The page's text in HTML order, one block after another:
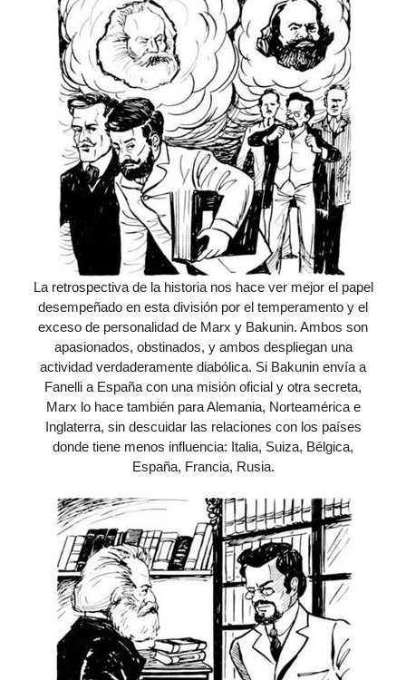
La retrospectiva de la historia nos hace ver mejor el papel
desempeñado en esta división por el temperamento y el
exceso de personalidad de Marx y Bakunin. Ambos son
apasionados, obstinados, y ambos despliegan una
actividad verdaderamente diabólica. Si Bakunin envía a
Fanelli a España con una misión oficial y otra secreta,
Marx lo hace también para Alemania, Norteamérica e
Inglaterra, sin descuidar las relaciones con los países
donde tiene menos influencia: Italia, Suiza, Bélgica,
España, Francia, Rusia.